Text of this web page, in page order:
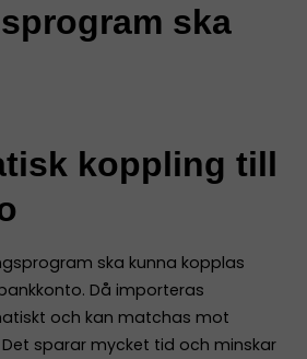
ska
koppling till
ska kunna kopplas
Då importeras
och kan matchas mot
sparar mycket tid och minskar